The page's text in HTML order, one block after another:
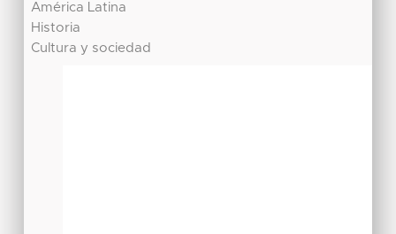
América Latina
Historia
Cultura y sociedad